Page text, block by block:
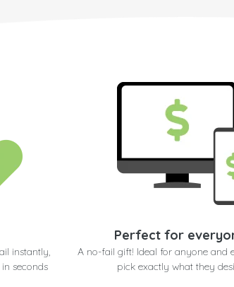
instantly,
seconds
Perfect for
A no-fail gift! Ideal for anyone and
pick exactly what they